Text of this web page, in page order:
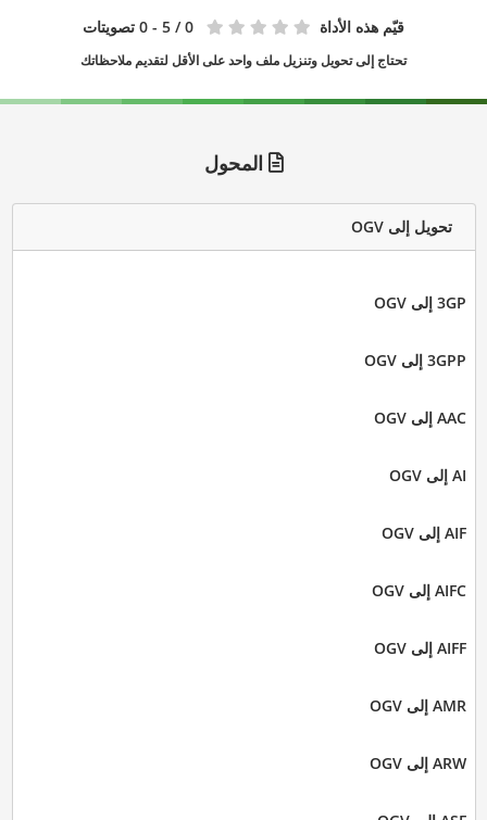
قيّم هذه الأداة 0 / 5 - 0 تصويتات
تحتاج إلى تحويل وتنزيل ملف واحد على الأقل لتقديم ملاحظاتك
المحول
تحويل إلى OGV
3GP إلى OGV
3GPP إلى OGV
AAC إلى OGV
AI إلى OGV
AIF إلى OGV
AIFC إلى OGV
AIFF إلى OGV
AMR إلى OGV
ARW إلى OGV